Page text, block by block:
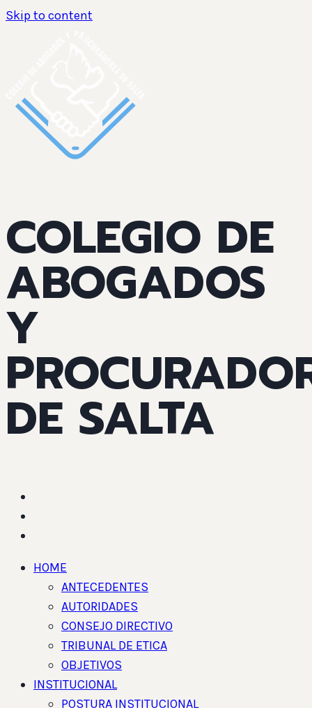
Skip to content
COLEGIO DE
ABOGADOS
Y
DE SALTA
HOME
ANTECEDENTES
AUTORIDADES
CONSEJO DIRECTIVO
TRIBUNAL DE ETICA
OBJETIVOS
INSTITUCIONAL
POSTURA INSTITUCIONAL